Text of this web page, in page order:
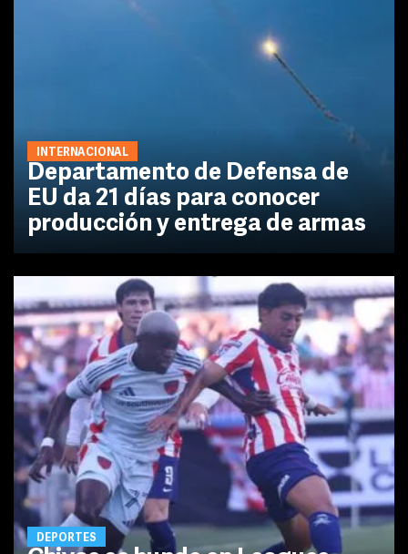
INTERNACIONAL
Departamento de Defensa de
EU da 21 días para conocer
producción y entrega de armas
DEPORTES